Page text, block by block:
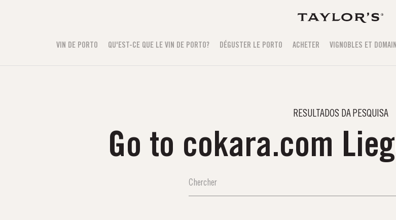
VIN DE PORTO QU'EST-CE QUE LE VIN DE PORTO? DÉGUSTER LE PORTO ACHETER VIGNOBLES ET
RESULTADOS DA PESQUISA
Go to cokara.com